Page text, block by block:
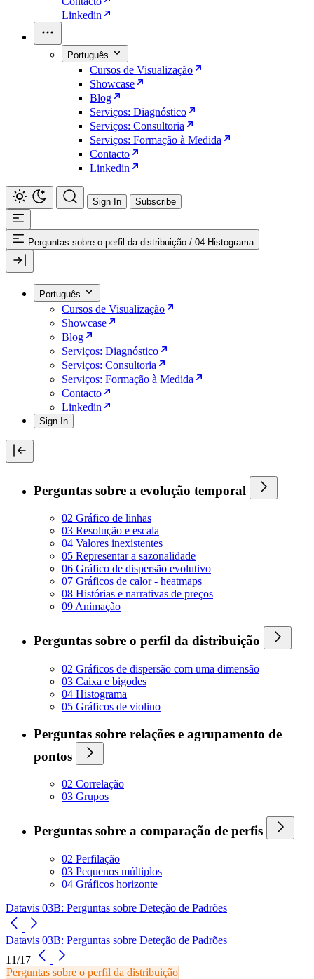
Linkedin
Português
Cursos de Visualização
Showcase
Blog
Serviços: Diagnóstico
Serviços: Consultoria
Serviços: Formação à Medida
Contacto
Linkedin
Sign In Subscribe
Perguntas sobre o perfil da distribuição / 04 Histograma
Português
Cursos de Visualização
Showcase
Blog
Serviços: Diagnóstico
Serviços: Consultoria
Serviços: Formação à Medida
Contacto
Linkedin
Sign In
Perguntas sobre a evolução temporal
02 Gráfico de linhas
03 Resolução e escala
04 Valores inexistentes
05 Representar a sazonalidade
06 Gráfico de dispersão evolutivo
07 Gráficos de calor - heatmaps
08 Histórias e narrativas de preços
09 Animação
Perguntas sobre o perfil da distribuição
02 Gráficos de dispersão com uma dimensão
03 Caixa e bigodes
04 Histograma
05 Gráficos de violino
Perguntas sobre relações e agrupamento de
pontos
02 Correlação
03 Grupos
Perguntas sobre a comparação de perfis
02 Perfilação
03 Pequenos múltiplos
04 Gráficos horizonte
Datavis 03B: Perguntas sobre Deteção de Padrões
Datavis 03B: Perguntas sobre Deteção de Padrões
11/17
Perguntas sobre o perfil da distribuição